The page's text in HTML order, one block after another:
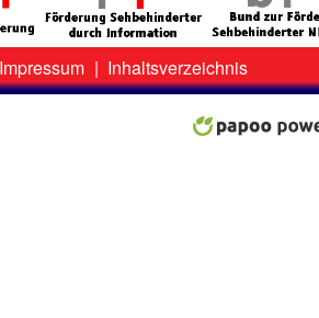
Impressum | Inhaltsverzeichnis